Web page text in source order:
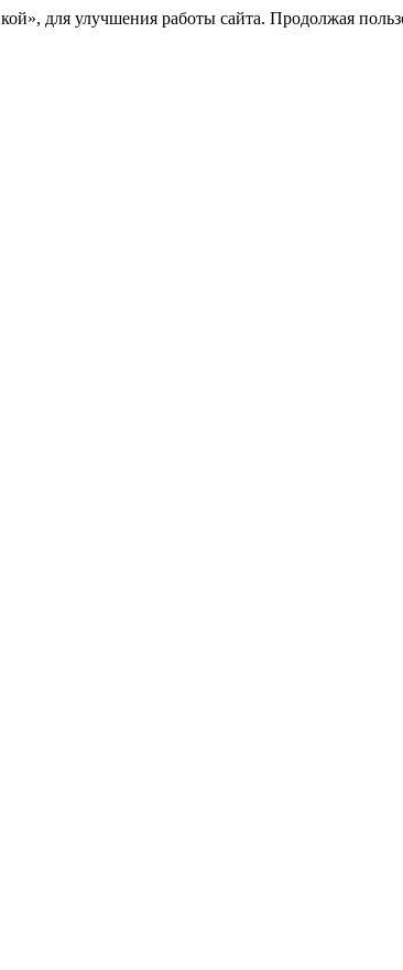
для улучшения работы сайта. Продолжая